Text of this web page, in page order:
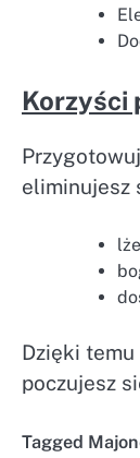
Korzyści
eliminujesz
Dzięki
poczujesz
Tagged